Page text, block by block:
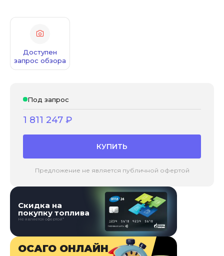
Доступен
запрос обзора
Под запрос
1 811 247 ₽
КУПИТЬ
Предложение не является публичной офертой
Скидка на
покупку топлива
Не является офертой*
ОСАГО ОНЛАЙН